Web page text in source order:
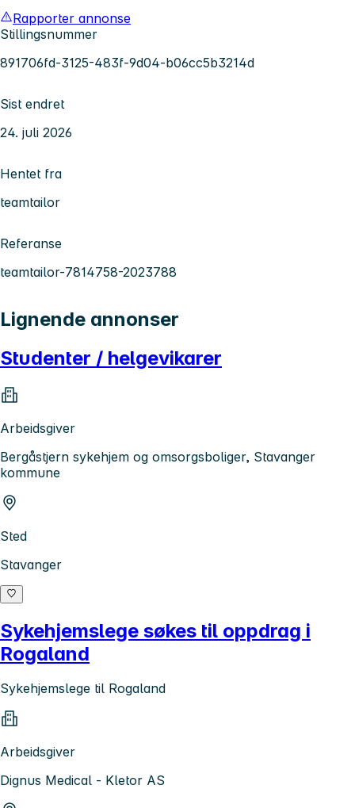
Rapporter annonse
Stillingsnummer
891706fd-3125-483f-9d04-b06cc5b3214d
Sist endret
24. juli 2026
Hentet fra
teamtailor
Referanse
teamtailor-7814758-2023788
Lignende annonser
Studenter / helgevikarer
Arbeidsgiver
Bergåstjern sykehjem og omsorgsboliger, Stavanger
kommune
Sted
Stavanger
Sykehjemslege søkes til oppdrag i
Rogaland
Sykehjemslege til Rogaland
Arbeidsgiver
Dignus Medical - Kletor AS